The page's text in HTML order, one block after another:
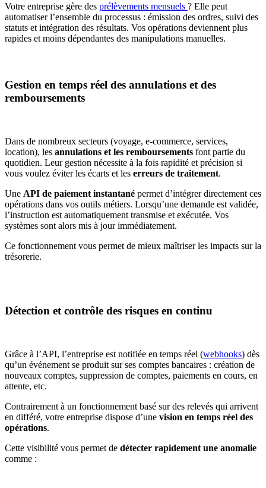
Votre entreprise gère des prélèvements mensuels ? Elle peut
automatiser l’ensemble du processus : émission des ordres, suivi des
statuts et intégration des résultats. Vos opérations deviennent plus
rapides et moins dépendantes des manipulations manuelles.
Gestion en temps réel des annulations et des
remboursements
Dans de nombreux secteurs (voyage, e-commerce, services,
location), les annulations et les remboursements font partie du
quotidien. Leur gestion nécessite à la fois rapidité et précision si
vous voulez éviter les écarts et les erreurs de traitement.
Une API de paiement instantané permet d’intégrer directement ces
opérations dans vos outils métiers. Lorsqu’une demande est validée,
l’instruction est automatiquement transmise et exécutée. Vos
systèmes sont alors mis à jour immédiatement.
Ce fonctionnement vous permet de mieux maîtriser les impacts sur la
trésorerie.
Détection et contrôle des risques en continu
Grâce à l’API, l’entreprise est notifiée en temps réel (webhooks) dès
qu’un événement se produit sur ses comptes bancaires : création de
nouveaux comptes, suppression de comptes, paiements en cours, en
attente, etc.
Contrairement à un fonctionnement basé sur des relevés qui arrivent
en différé, votre entreprise dispose d’une vision en temps réel des
opérations.
Cette visibilité vous permet de détecter rapidement une anomalie
comme :